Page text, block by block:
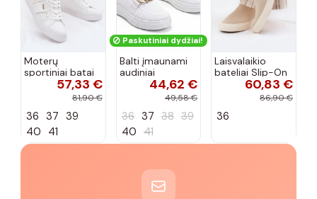
Moterų
sportiniai batai
su ažūro
elementais Big
baltos spalvos
57,33 €
81,90 €
36 37 39
40 41
Paskutiniai dydžiai!
Balti įmaunami
audiniai
sportbačiai su
44,62 €
49,58 €
36 37 38 39
40 41
Laisvalaikio
bateliai Slip-On
Big Star
RR274721 smėlio
60,83 €
86,90 €
36